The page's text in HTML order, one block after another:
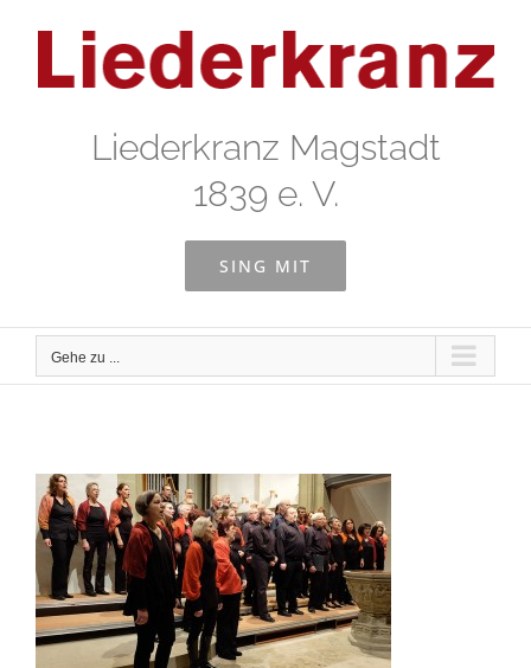
springen
Liederkranz Magstadt
1839 e. V.
SING MIT
Gehe zu ...